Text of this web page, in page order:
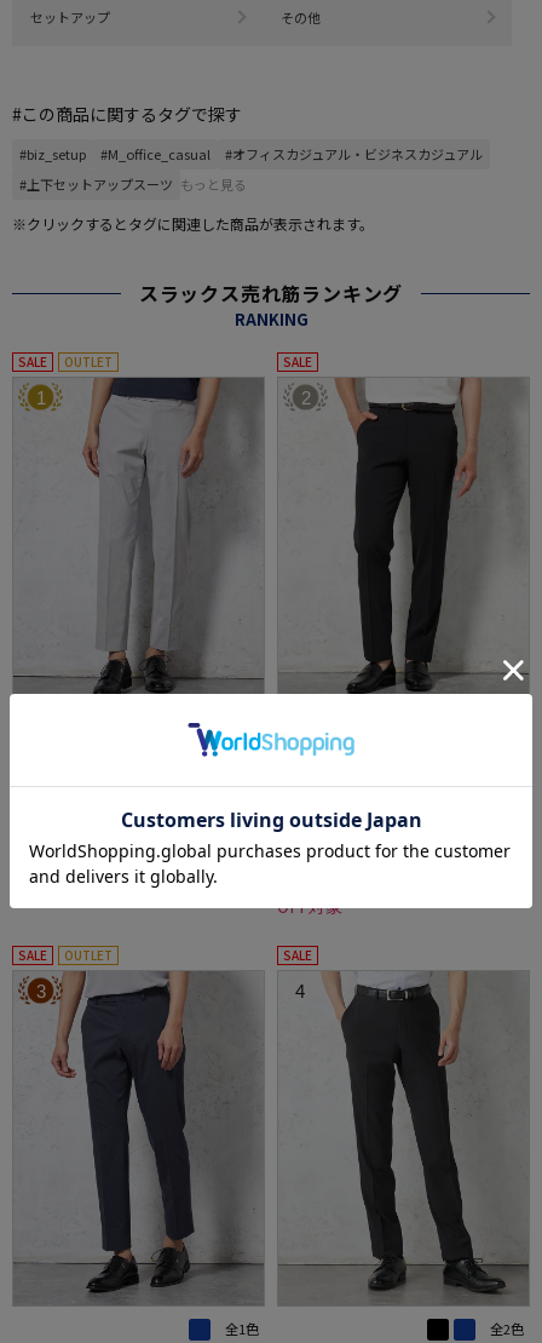
セットアップ その他
#この商品に関するタグで探す
#biz_setup #M_office_casual
#オフィスカジュアル・ビジネスカジュアル
#上下セットアップスーツ もっと見る
※クリックするとタグに関連した商品が表示されます。
スラックス売れ筋ランキング
RANKING
SALE OUTLET
1
全1色
【KATHARINEEHAMNETT-キャサリン・イー・
WEB価格： 4,389円 (税込)
2点目半額セール対象商品
SALE
2
【ストレッチ】スマビズパンツノータックス
20%off
WEB価格： 4,390円 (税込)
OFF対象
SALE OUTLET
3
全1色
SALE
4
全2色